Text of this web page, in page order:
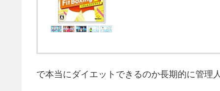
で本当にダイエットできるのか長期的に管理